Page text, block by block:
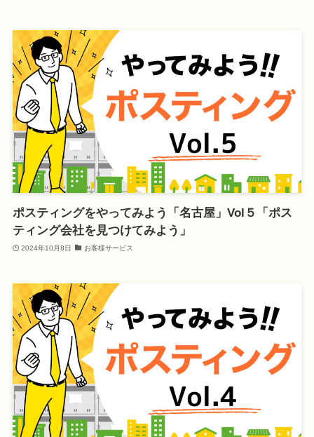
ポスティングをやってみよう「名古屋」Vol５「ポス
ティング会社を見つけてみよう」
2024年10月8日 お客様サービス